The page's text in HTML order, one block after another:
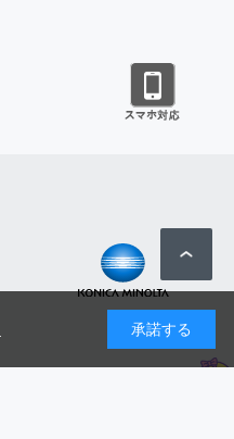
承諾する